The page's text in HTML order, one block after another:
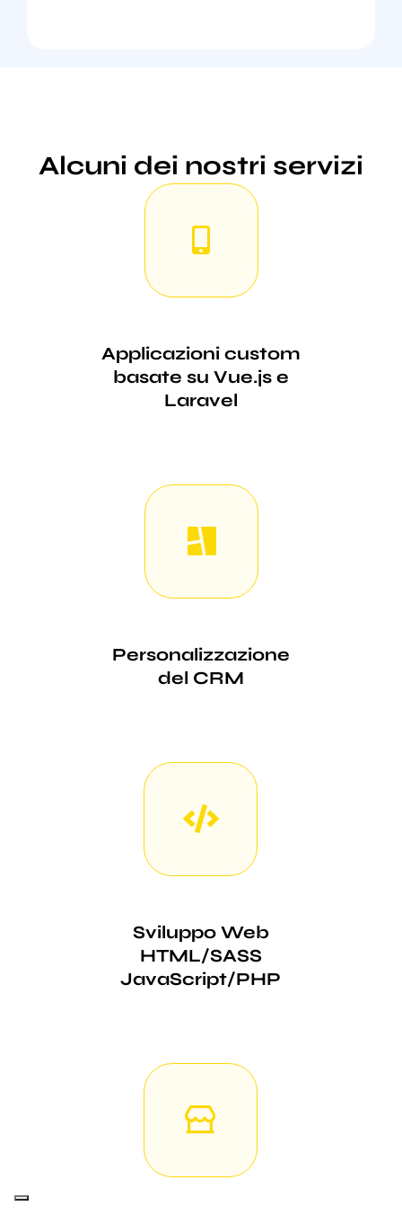
Alcuni dei nostri servizi
Applicazioni custom
basate su Vue.js e
Laravel
Personalizzazione
del CRM
Sviluppo Web
HTML/SASS
JavaScript/PHP